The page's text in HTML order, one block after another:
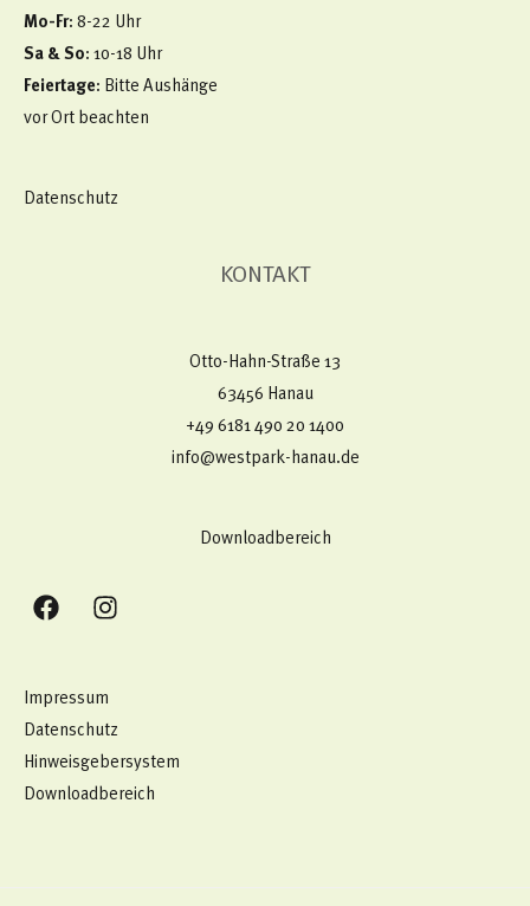
Mo-Fr: 8-22 Uhr
Sa & So: 10-18 Uhr
Feiertage: Bitte Aushänge
vor Ort beachten
Datenschutz
KONTAKT
Otto-Hahn-Straße 13
63456 Hanau
+49 6181 490 20 1400​
info@westpark-hanau.de
Downloadbereich
Impressum
Datenschutz
Hinweisgebersystem
Downloadbereich